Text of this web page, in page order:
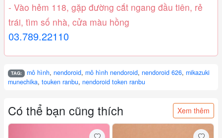
- Vào hẻm 118, gặp đường cắt ngang đầu tiên, rẻ
trái, tìm số nhà, cửa màu hồng
03.789.22110
TAG: mô hình,nendoroid,mô hình nendoroid,nendoroid 626,mikazuki
munechika, touken ranbu, nendoroid token ranbu
Có thể bạn cũng thích Xem thêm